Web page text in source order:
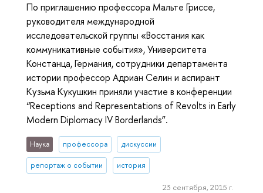
По приглашению профессора Мальте Гриссе,
руководителя международной
исследовательской группы «Восстания как
коммуникативные события», Университета
Констанца, Германия, сотрудники департамента
истории профессор Адриан Селин и аспирант
Кузьма Кукушкин приняли участие в конференции
“Receptions and Representations of Revolts in Early
Modern Diplomacy IV Borderlands”.
Наука профессора дискуссии
репортаж о событии история
23 сентября, 2015 г.